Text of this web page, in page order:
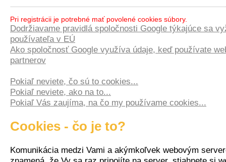
Pri registrácii je potrebné mať povolené cookies súbory.
Dodržiavame pravidlá spoločnosti Google týkajúce sa
používateľa v EÚ
Ako spoločnosť Google využíva údaje, keď používate
partnerov
Pokiaľ neviete, čo sú to cookies...
Pokiaľ neviete, ako na to...
Pokiaľ Vás zaujíma, na čo my používame cookies...
Cookies - čo je to?
Komunikácia medzi Vami a akýmkoľvek webovým